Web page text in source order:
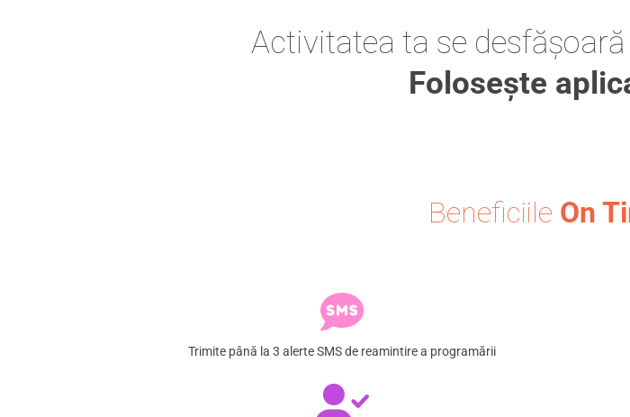
Activitatea ta se
Folosește
Beneficiile On
Trimite până la 3 alerte SMS de reamintire a programării